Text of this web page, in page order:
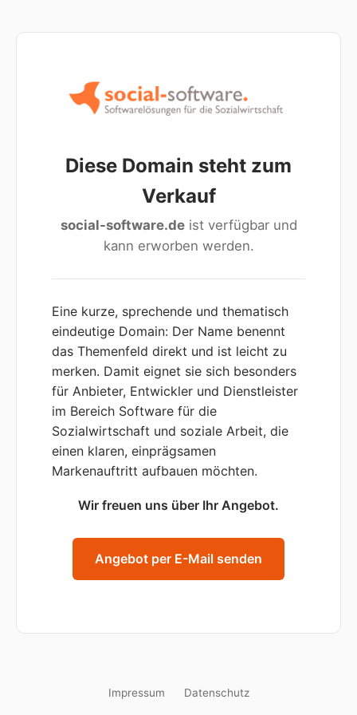
Diese Domain steht zum
Verkauf
social-software.deist verfügbar und
kann erworben werden.
Eine kurze, sprechende und thematisch
eindeutige Domain: Der Name benennt
das Themenfeld direkt und ist leicht zu
merken. Damit eignet sie sich besonders
für Anbieter, Entwickler und Dienstleister
im Bereich Software für die
Sozialwirtschaft und soziale Arbeit, die
einen klaren, einprägsamen
Markenauftritt aufbauen möchten.
Wir freuen uns über Ihr Angebot.
Angebot per E-Mail senden
Impressum Datenschutz